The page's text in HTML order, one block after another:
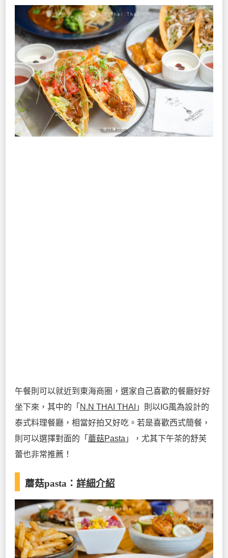
午餐則可以就近到東海商圈，選家自己喜歡的餐廳好好
坐下來，其中的「 N.N THAI THAI 」則以IG風為設計的
泰式料理餐廳，相當好拍又好吃。若是喜歡西式簡餐，
則可以選擇對面的「 蘑菇Pasta 」，尤其下午茶的舒芙
蕾也非常推薦！
蘑菇pasta ： 詳細介紹